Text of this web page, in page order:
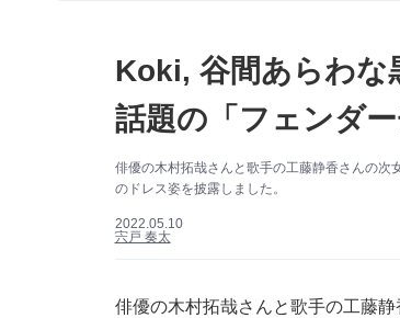
Koki, 谷間あらわな
話題の「フェンダ
俳優の木村拓哉さんと歌手の工藤静香さんの
のドレス姿を披露しました。
2022.05.10
宍戸 奏太
俳優の木村拓哉さんと歌手の工藤